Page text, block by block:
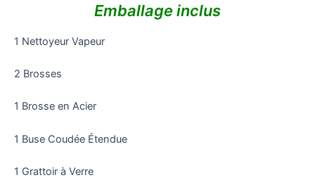
Emballage inclus
1 Nettoyeur Vapeur
2 Brosses
1 Brosse en Acier
1 Buse Coudée Étendue
1 Grattoir à Verre